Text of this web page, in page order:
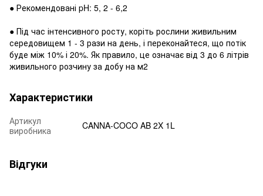
● Рекомендовані pH: 5, 2 - 6,2
● Під час інтенсивного росту, коріть рослини живильним
середовищем 1 - 3 рази на день, і переконайтеся, що потік
буде між 10% і 20%. Як правило, це означає від 3 до 6 літрів
живильного розчину за добу на м2
Характеристики
Артикул
виробника
CANNA-COCO AB 2X 1L
Відгуки